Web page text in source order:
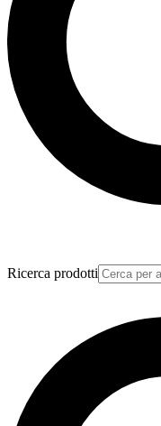
Ricerca prodotti